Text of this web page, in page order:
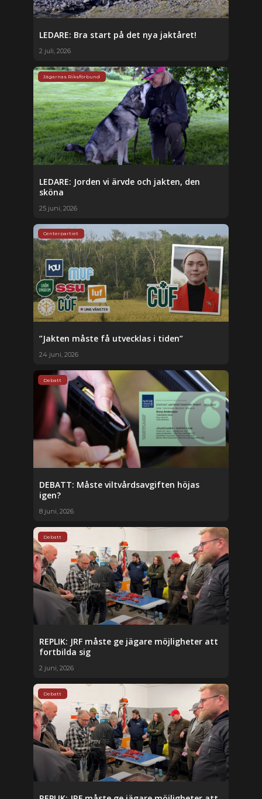
LEDARE: Bra start på det nya jaktåret!
2 juli, 2026
Jägarnas Riksförbund
LEDARE: Jorden vi ärvde och jakten, den
sköna
25 juni, 2026
Centerpartiet
”Jakten måste få utvecklas i tiden”
24 juni, 2026
Debatt
DEBATT: Måste viltvårdsavgiften höjas
igen?
8 juni, 2026
Debatt
REPLIK: JRF måste ge jägare möjligheter att
fortbilda sig
2 juni, 2026
Debatt